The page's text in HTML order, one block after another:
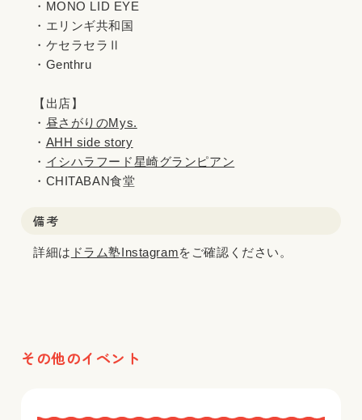
・MONO LID EYE
・エリンギ共和国
・ケセラセラⅡ
・Genthru
【出店】
・ 昼さがりのMys.
・ AHH side story
・ イシハラフード星崎グランピアン
・CHITABAN食堂
備考
詳細は ドラム塾Instagramをご確認ください。
その他のイベント